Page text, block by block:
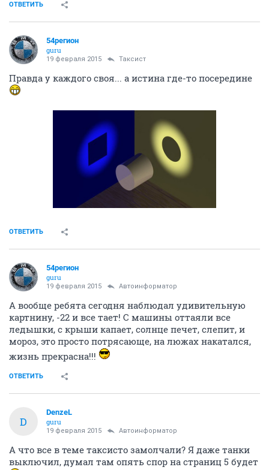
ОТВЕТИТЬ
54регион
guru
19 февраля 2015 Таксист
Правда у каждого своя... а истина где-то посередине
ОТВЕТИТЬ
54регион
guru
19 февраля 2015 Автоинформатор
А вообще ребята сегодня наблюдал удивительную
картнину, -22 и все тает! С машины оттаяли все
ледышки, с крыши капает, солнце печет, слепит, и
мороз, это просто потрясающе, на люжах накатался,
жизнь прекрасна!!!
ОТВЕТИТЬ
D
DenzeL
guru
19 февраля 2015 Автоинформатор
А что все в теме таксисто замолчали? Я даже танки
выключил, думал там опять спор на страниц 5 будет